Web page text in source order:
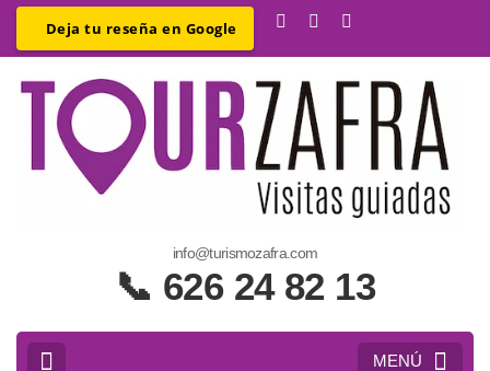
info@turismozafra.com
📞 626 24 82 13
MENÚ